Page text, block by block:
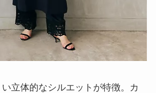
立体的なシルエットが特徴。カ